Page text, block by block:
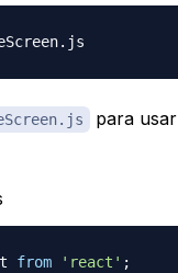
para usar
from 'react' ;